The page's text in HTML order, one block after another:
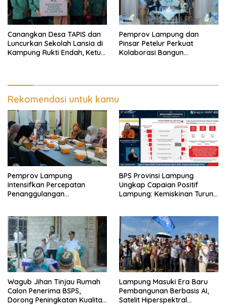
Canangkan Desa TAPIS dan
Luncurkan Sekolah Lansia di
Kampung Rukti Endah, Ketua
Pemprov Lampung dan
Pinsar Petelur Perkuat
Kolaborasi Bangun
Rekomendasi untuk kamu
Pemprov Lampung
Intensifkan Percepatan
Penanggulangan
BPS Provinsi Lampung
Ungkap Capaian Positif
Lampung: Kemiskinan Turun,
Wagub Jihan Tinjau Rumah
Calon Penerima BSPS,
Dorong Peningkatan Kualitas
Lampung Masuki Era Baru
Pembangunan Berbasis AI,
Satelit Hiperspektral